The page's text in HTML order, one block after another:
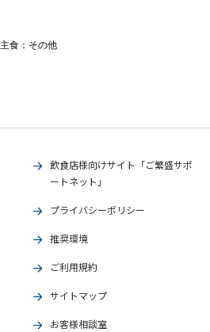
主食：その他
飲食店様向けサイト「ご繁盛サポ
ートネット」
プライバシーポリシー
推奨環境
ご利用規約
サイトマップ
お客様相談室